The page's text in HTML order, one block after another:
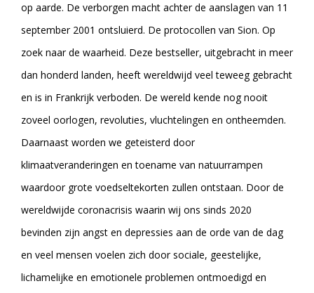
op aarde. De verborgen macht achter de aanslagen van 11
september 2001 ontsluierd. De protocollen van Sion. Op
zoek naar de waarheid. Deze bestseller, uitgebracht in meer
dan honderd landen, heeft wereldwijd veel teweeg gebracht
en is in Frankrijk verboden. De wereld kende nog nooit
zoveel oorlogen, revoluties, vluchtelingen en ontheemden.
Daarnaast worden we geteisterd door
klimaatveranderingen en toename van natuurrampen
waardoor grote voedseltekorten zullen ontstaan. Door de
wereldwijde coronacrisis waarin wij ons sinds 2020
bevinden zijn angst en depressies aan de orde van de dag
en veel mensen voelen zich door sociale, geestelijke,
lichamelijke en emotionele problemen ontmoedigd en